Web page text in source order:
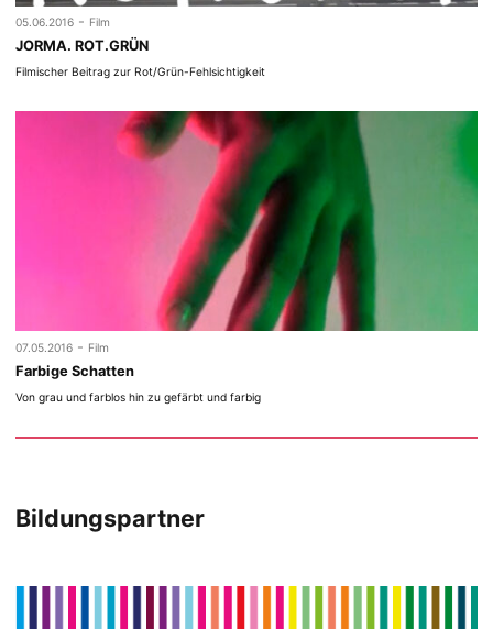
05.06.2016 - Film
JORMA. ROT.GRÜN
Filmischer Beitrag zur Rot/Grün-Fehlsichtigkeit
07.05.2016 - Film
Farbige Schatten
Von grau und farblos hin zu gefärbt und farbig
Bildungspartner